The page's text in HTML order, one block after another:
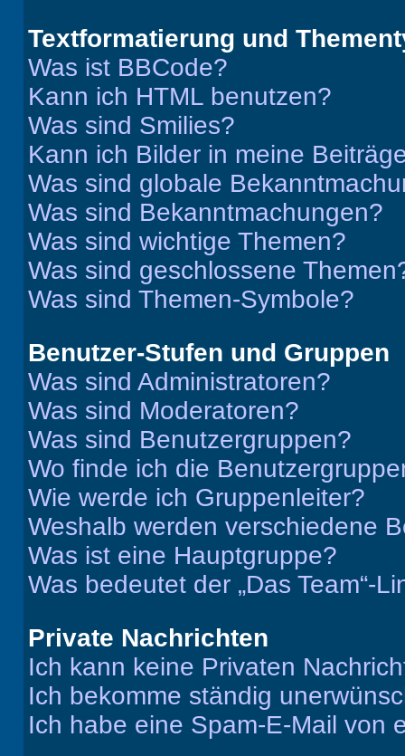
Textformatierung und
Was ist BBCode?
Kann ich HTML benutzen?
Was sind Smilies?
Kann ich Bilder in meine
Was sind globale
Was sind Bekanntmachungen?
Was sind wichtige Themen?
Was sind geschlossene
Was sind Themen-Symbole?
Benutzer-Stufen und Gruppen
Was sind Administratoren?
Was sind Moderatoren?
Was sind Benutzergruppen?
Wo finde ich die
Wie werde ich Gruppenleiter?
Weshalb werden verschiedene
Was ist eine Hauptgruppe?
Was bedeutet der „Das Team“-
Private Nachrichten
Ich kann keine Privaten
Ich bekomme ständig
Ich habe eine Spam-E-Mail von